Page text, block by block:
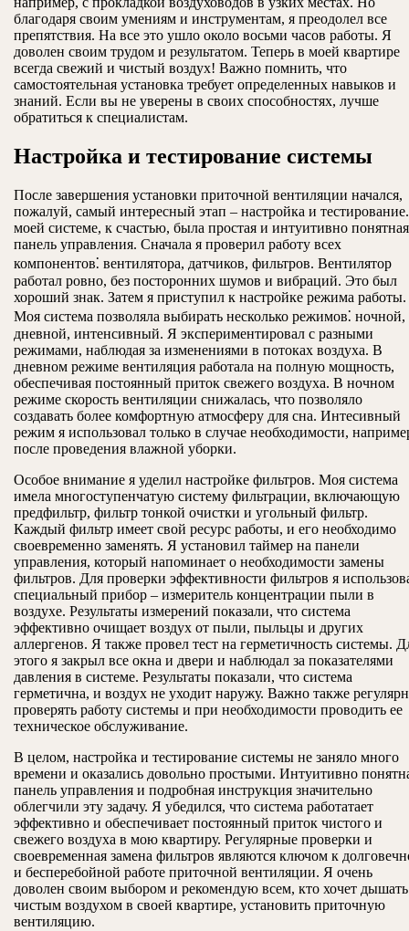
благодаря своим умениям и инструментам, я преодолел все
препятствия. На все это ушло около восьми часов работы. Я
доволен своим трудом и результатом. Теперь в моей квартире
всегда свежий и чистый воздух! Важно помнить, что
самостоятельная установка требует определенных навыков и
знаний. Если вы не уверены в своих способностях, лучше
обратиться к специалистам.
Настройка и тестирование системы
После завершения установки приточной вентиляции начался,
пожалуй, самый интересный этап – настройка и
моей системе, к счастью, была простая и интуитивно понятная
панель управления. Сначала я проверил работу всех
компонентов⁚ вентилятора, датчиков, фильтров. Вентилятор
работал ровно, без посторонних шумов и вибраций. Это был
хороший знак. Затем я приступил к настройке режима работы.
Моя система позволяла выбирать несколько режимов⁚ ночной,
дневной, интенсивный. Я экспериментировал с разными
режимами, наблюдая за изменениями в потоках воздуха. В
дневном режиме вентиляция работала на полную мощность,
обеспечивая постоянный приток свежего воздуха. В ночном
режиме скорость вентиляции снижалась, что позволяло
создавать более комфортную атмосферу для сна. Интесивный
режим я использовал только в случае необходимости,
после проведения влажной уборки.
Особое внимание я уделил настройке фильтров. Моя система
имела многоступенчатую систему фильтрации, включающую
предфильтр, фильтр тонкой очистки и угольный фильтр.
Каждый фильтр имеет свой ресурс работы, и его необходимо
своевременно заменять. Я установил таймер на панели
управления, который напоминает о необходимости замены
фильтров. Для проверки эффективности фильтров я
специальный прибор – измеритель концентрации пыли в
воздухе. Результаты измерений показали, что система
эффективно очищает воздух от пыли, пыльцы и других
аллергенов. Я также провел тест на герметичность системы.
этого я закрыл все окна и двери и наблюдал за показателями
давления в системе. Результаты показали, что система
герметична, и воздух не уходит наружу. Важно также
проверять работу системы и при необходимости проводить ее
техническое обслуживание.
В целом, настройка и тестирование системы не заняло много
времени и оказались довольно простыми. Интуитивно
панель управления и подробная инструкция значительно
облегчили эту задачу. Я убедился, что система работатает
эффективно и обеспечивает постоянный приток чистого и
свежего воздуха в мою квартиру. Регулярные проверки и
своевременная замена фильтров являются ключом к
и бесперебойной работе приточной вентиляции. Я очень
доволен своим выбором и рекомендую всем, кто хочет дышать
чистым воздухом в своей квартире, установить приточную
вентиляцию.